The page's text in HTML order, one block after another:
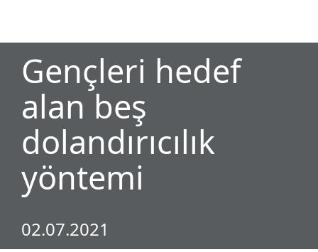
Gençleri hedef
alan beş
dolandırıcılık
yöntemi
02.07.2021